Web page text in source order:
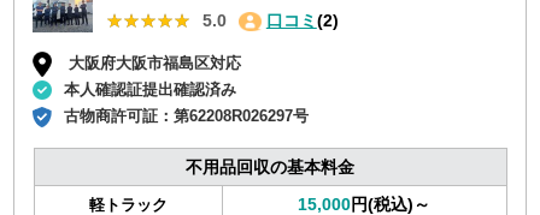
★★★★★
★★★★★ 5.0 口コミ (2)
大阪府大阪市福島区対応
本人確認証提出確認済み
古物商許可証：第62208R026297号
不用品回収の基本料金
軽トラック 15,000円(税込)～